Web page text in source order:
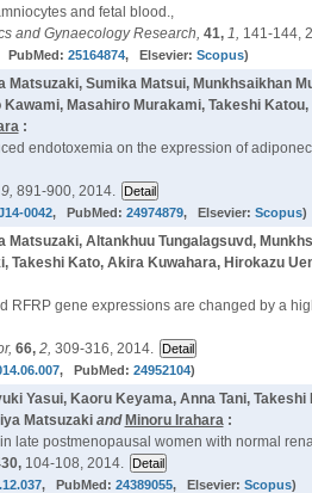
and fetal blood.,
and Gynaecology Research, 41, 1, 141-144,
PubMed: 25164874, Elsevier: Scopus)
Matsuzaki, Sumika Matsui, Munkhsaikhan
Kawami, Masahiro Murakami, Takeshi
:
endotoxemia on the expression of
9, 891-900, 2014.
0042, PubMed: 24974879, Elsevier: Scopus)
Matsuzaki, Altankhuu Tungalagsuvd,
Takeshi Kato, Akira Kuwahara, Hirokazu
RFRP gene expressions are changed by a
66, 2, 309-316, 2014.
, PubMed: 24952104)
Yasui, Kaoru Keyama, Anna Tani,
Matsuzakiand Minoru Irahara:
late postmenopausal women with normal
104-108, 2014.
, PubMed: 24389055, Elsevier: Scopus)